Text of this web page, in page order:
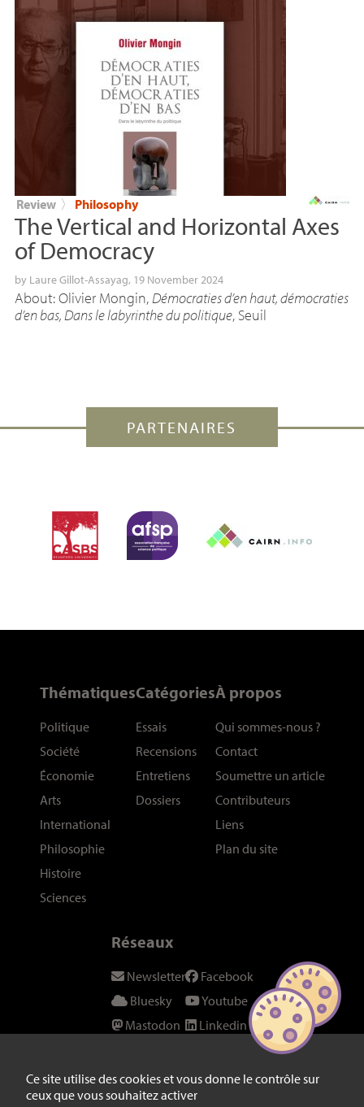
Ce site utilise des cookies et vous donne le contrôle sur
ceux que vous souhaitez activer
Review 〉 Philosophy
The Vertical and Horizontal Axes
of Democracy
by Laure Gillot-Assayag, 19 November 2024
About: Olivier Mongin,Démocraties d’en haut, démocraties
d’en bas, Dans le labyrinthe du politique, Seuil
PARTENAIRES
Thématiques
Politique
Société
Économie
Arts
International
Philosophie
Histoire
Sciences
Catégories
Essais
Recensions
Entretiens
Dossiers
À propos
Qui sommes-nous ?
Contact
Soumettre un article
Contributeurs
Liens
Plan du site
Réseaux
Newsletter
Bluesky
Mastodon
Instagram
Twitter/X
Facebook
Youtube
Linkedin
Fil RSS